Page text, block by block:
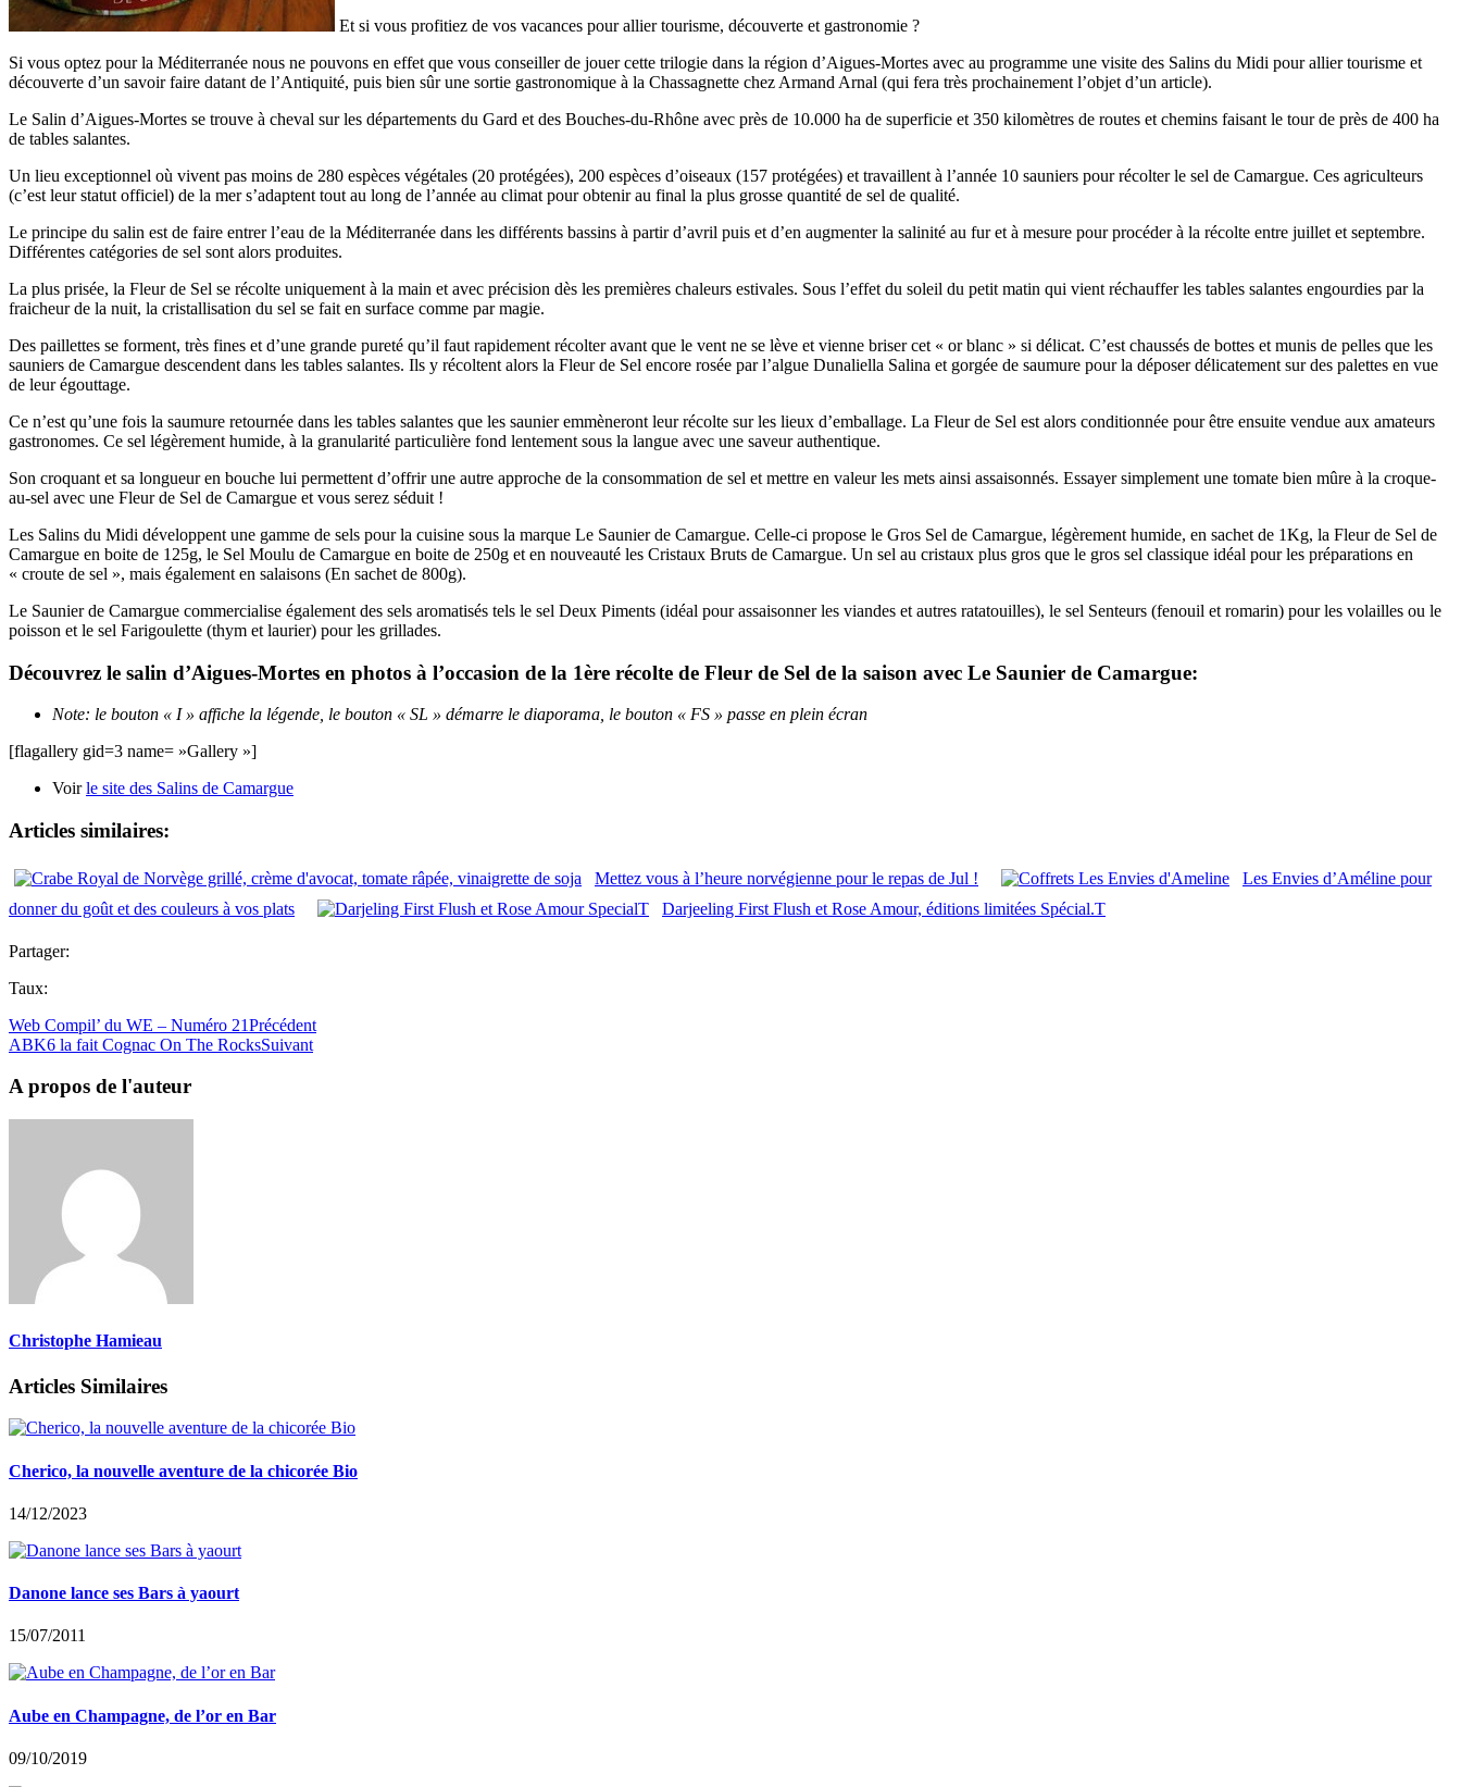
Et si vous profitiez de vos vacances pour allier tourisme, découverte et gastronomie ?
Si vous optez pour la Méditerranée nous ne pouvons en effet que vous conseiller de jouer cette trilogie dans la région d’Aigues-Mortes avec au programme une visite des Salins du Midi pour allier tourisme et
découverte d’un savoir faire datant de l’Antiquité, puis bien sûr une sortie gastronomique à la Chassagnette chez Armand Arnal (qui fera très prochainement l’objet d’un article).
Le Salin d’Aigues-Mortes se trouve à cheval sur les départements du Gard et des Bouches-du-Rhône avec près de 10.000 ha de superficie et 350 kilomètres de routes et chemins faisant le tour de près de 400 ha
de tables salantes.
Un lieu exceptionnel où vivent pas moins de 280 espèces végétales (20 protégées), 200 espèces d’oiseaux (157 protégées) et travaillent à l’année 10 sauniers pour récolter le sel de Camargue. Ces agriculteurs
(c’est leur statut officiel) de la mer s’adaptent tout au long de l’année au climat pour obtenir au final la plus grosse quantité de sel de qualité.
Le principe du salin est de faire entrer l’eau de la Méditerranée dans les différents bassins à partir d’avril puis et d’en augmenter la salinité au fur et à mesure pour procéder à la récolte entre juillet et septembre.
Différentes catégories de sel sont alors produites.
La plus prisée, la Fleur de Sel se récolte uniquement à la main et avec précision dès les premières chaleurs estivales. Sous l’effet du soleil du petit matin qui vient réchauffer les tables salantes engourdies par la
fraicheur de la nuit, la cristallisation du sel se fait en surface comme par magie.
Des paillettes se forment, très fines et d’une grande pureté qu’il faut rapidement récolter avant que le vent ne se lève et vienne briser cet « or blanc » si délicat. C’est chaussés de bottes et munis de pelles que les
sauniers de Camargue descendent dans les tables salantes. Ils y récoltent alors la Fleur de Sel encore rosée par l’algue Dunaliella Salina et gorgée de saumure pour la déposer délicatement sur des palettes en vue
de leur égouttage.
Ce n’est qu’une fois la saumure retournée dans les tables salantes que les saunier emmèneront leur récolte sur les lieux d’emballage. La Fleur de Sel est alors conditionnée pour être ensuite vendue aux amateurs
gastronomes. Ce sel légèrement humide, à la granularité particulière fond lentement sous la langue avec une saveur authentique.
Son croquant et sa longueur en bouche lui permettent d’offrir une autre approche de la consommation de sel et mettre en valeur les mets ainsi assaisonnés. Essayer simplement une tomate bien mûre à la croque-
au-sel avec une Fleur de Sel de Camargue et vous serez séduit !
Les Salins du Midi développent une gamme de sels pour la cuisine sous la marque Le Saunier de Camargue. Celle-ci propose le Gros Sel de Camargue, légèrement humide, en sachet de 1Kg, la Fleur de Sel de
Camargue en boite de 125g, le Sel Moulu de Camargue en boite de 250g et en nouveauté les Cristaux Bruts de Camargue. Un sel au cristaux plus gros que le gros sel classique idéal pour les préparations en
« croute de sel », mais également en salaisons (En sachet de 800g).
Le Saunier de Camargue commercialise également des sels aromatisés tels le sel Deux Piments (idéal pour assaisonner les viandes et autres ratatouilles), le sel Senteurs (fenouil et romarin) pour les volailles ou le
poisson et le sel Farigoulette (thym et laurier) pour les grillades.
Découvrez le salin d’Aigues-Mortes en photos à l’occasion de la 1ère récolte de Fleur de Sel de la saison avec Le Saunier de Camargue:
Note: le bouton « I » affiche la légende, le bouton « SL » démarre le diaporama, le bouton « FS » passe en plein écran
[flagallery gid=3 name= »Gallery »]
Voirle site des Salins de Camargue
Articles similaires:
Mettez vous à l’heure norvégienne pour le repas de Jul !
Les Envies d’Améline pour
donner du goût et des couleurs à vos plats
Darjeeling First Flush et Rose Amour, éditions limitées Spécial.T
Partager:
Taux:
Web Compil’ du WE – Numéro 21Précédent
ABK6 la fait Cognac On The RocksSuivant
A propos de l'auteur
Christophe Hamieau
Articles Similaires
Cherico, la nouvelle aventure de la chicorée Bio
14/12/2023
Danone lance ses Bars à yaourt
15/07/2011
Aube en Champagne, de l’or en Bar
09/10/2019